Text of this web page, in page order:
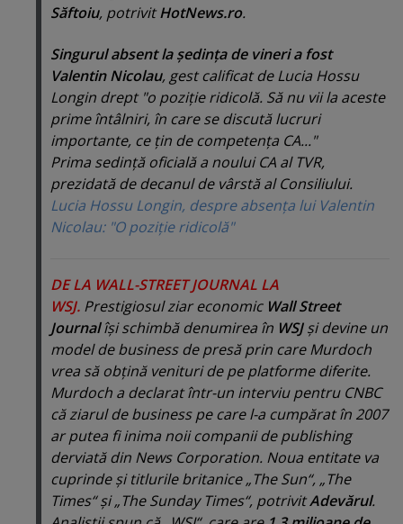
Săftoiu, potrivitHotNews.ro.
Singurul absent la şedinţa de vineri a fost
Valentin Nicolau, gest calificat de Lucia Hossu
Longin drept "o poziţie ridicolă. Să nu vii la aceste
prime întâlniri, în care se discută lucruri
importante, ce ţin de competenţa CA..."
Prima sedinţă oficială a noului CA al TVR,
prezidată de decanul de vârstă al Consiliului.
Lucia Hossu Longin, despre absenţa lui Valentin
Nicolau: "O poziţie ridicolă"
DE LA WALL-STREET JOURNAL LA
WSJ. Prestigiosul ziar economicWall Street
Journalîşi schimbă denumirea în WSJşi devine un
model de business de presă prin care Murdoch
vrea să obţină venituri de pe platforme diferite.
Murdoch a declarat într-un interviu pentru CNBC
că ziarul de business pe care l-a cumpărat în 2007
ar putea fi inima noii companii de publishing
derviată din News Corporation. Noua entitate va
cuprinde şi titlurile britanice „The Sun“, „The
Times“ şi „The Sunday Times“, potrivitAdevărul.